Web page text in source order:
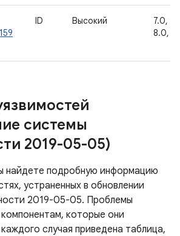
ID Высокий
7.0,
8.0,
системы
2019-05-05)
найдете подробную информацию
устраненных в обновлении
2019-05-05. Проблемы
которые они
случая приведена таблица,